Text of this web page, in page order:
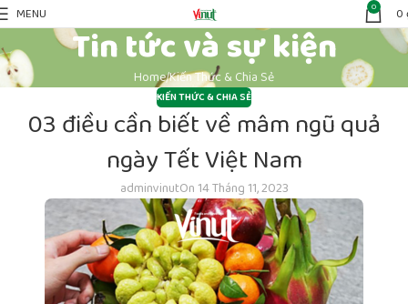
MENU 0 0
Tin tức và sự kiện
HomeKiến Thức & Chia Sẻ
KIẾN THỨC & CHIA SẺ
03 điều cần biết về mâm ngũ quả
ngày Tết Việt Nam
adminvinutOn 14 Tháng 11, 2023